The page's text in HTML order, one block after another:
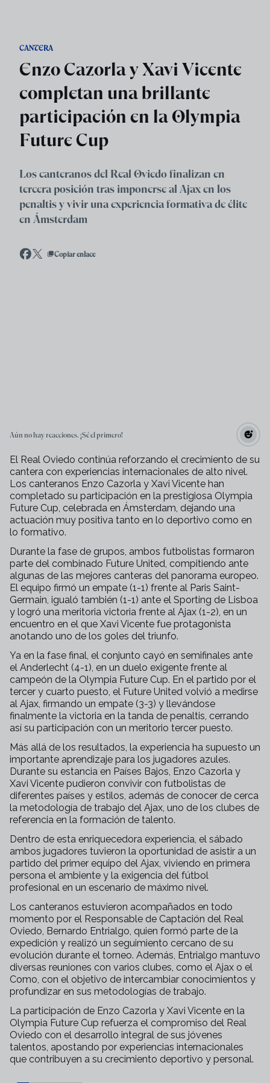
CANTERA
Enzo Cazorla y Xavi Vicente
completan una brillante
participación en la Olympia
Future Cup
Los canteranos del Real Oviedo finalizan en
tercera posición tras imponerse al Ajax en los
penaltis y vivir una experiencia formativa de élite
en Ámsterdam
Copiar enlace
Aún no hay reacciones. ¡Sé el primero!
El Real Oviedo continúa reforzando el crecimiento de su
cantera con experiencias internacionales de alto nivel.
Los canteranos Enzo Cazorla y Xavi Vicente han
completado su participación en la prestigiosa Olympia
Future Cup, celebrada en Ámsterdam, dejando una
actuación muy positiva tanto en lo deportivo como en
lo formativo.
Durante la fase de grupos, ambos futbolistas formaron
parte del combinado Future United, compitiendo ante
algunas de las mejores canteras del panorama europeo.
El equipo firmó un empate (1-1) frente al Paris Saint-
Germain, igualó también (1-1) ante el Sporting de Lisboa
y logró una meritoria victoria frente al Ajax (1-2), en un
encuentro en el que Xavi Vicente fue protagonista
anotando uno de los goles del triunfo.
Ya en la fase final, el conjunto cayó en semifinales ante
el Anderlecht (4-1), en un duelo exigente frente al
campeón de la Olympia Future Cup. En el partido por el
tercer y cuarto puesto, el Future United volvió a medirse
al Ajax, firmando un empate (3-3) y llevándose
finalmente la victoria en la tanda de penaltis, cerrando
así su participación con un meritorio tercer puesto.
Más allá de los resultados, la experiencia ha supuesto un
importante aprendizaje para los jugadores azules.
Durante su estancia en Países Bajos, Enzo Cazorla y
Xavi Vicente pudieron convivir con futbolistas de
diferentes países y estilos, además de conocer de cerca
la metodología de trabajo del Ajax, uno de los clubes de
referencia en la formación de talento.
Dentro de esta enriquecedora experiencia, el sábado
ambos jugadores tuvieron la oportunidad de asistir a un
partido del primer equipo del Ajax, viviendo en primera
persona el ambiente y la exigencia del fútbol
profesional en un escenario de máximo nivel.
Los canteranos estuvieron acompañados en todo
momento por el Responsable de Captación del Real
Oviedo, Bernardo Entrialgo, quien formó parte de la
expedición y realizó un seguimiento cercano de su
evolución durante el torneo. Además, Entrialgo mantuvo
diversas reuniones con varios clubes, como el Ajax o el
Como, con el objetivo de intercambiar conocimientos y
profundizar en sus metodologías de trabajo.
La participación de Enzo Cazorla y Xavi Vicente en la
Olympia Future Cup refuerza el compromiso del Real
Oviedo con el desarrollo integral de sus jóvenes
talentos, apostando por experiencias internacionales
que contribuyen a su crecimiento deportivo y personal.